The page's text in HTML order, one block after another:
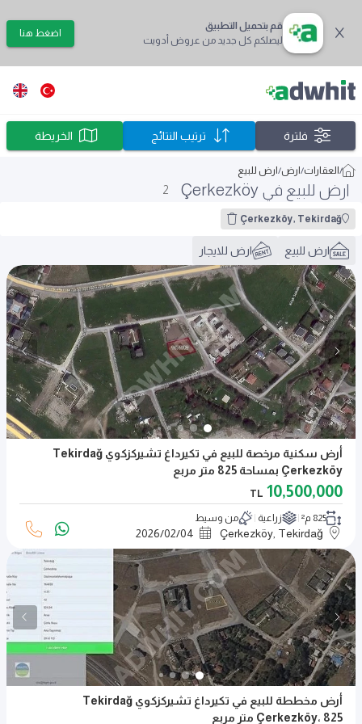
قم بتحميل التطبيق
ليصلكم كل جديد من عروض أدويت
اضغط هنا
فلترة ترتيب النتائج الخريطة
/ العقارات/ ارض/ ارض للبيع
ارض للبيع في Çerkezköy 2
Çerkezköy, Tekirdağ
ارض للبيع ارض للايجار
أرض سكنية مرخصة للبيع في تكيرداغ تشيركزكوي Tekirdağ
Çerkezköy بمساحة 825 متر مربع
10,500,000
TL
825 م² زراعية من وسيط
Çerkezköy, Tekirdağ
2026/02/04
أرض مخططة للبيع في تكيرداغ تشيركزكوي Tekirdağ
Çerkezköy، 825 متر مربع